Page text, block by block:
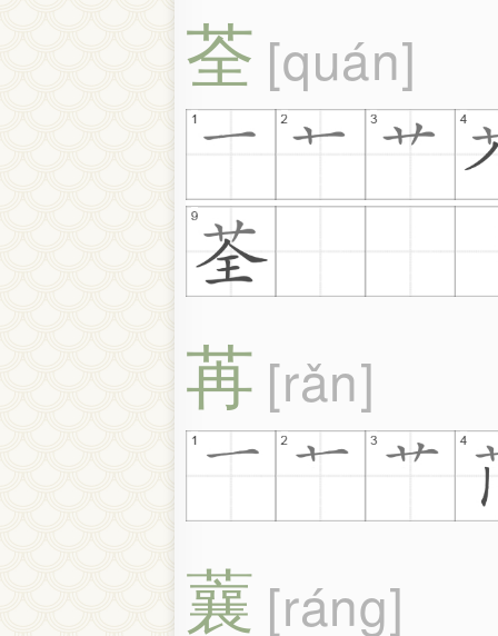
荃 quán
苒 rǎn
蘘 ráng